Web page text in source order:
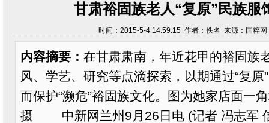
甘肃裕固族老人“复原”民族服
时间：2015-5-4 14:59:15 作者：佚名 来源：国粹
内容摘要： 在甘肃肃南，年近花甲的裕固族
风、学艺、研究等点滴探索，以期通过“复
而保护“濒危”裕固族文化。图为她家店面一
摄 中新网兰州9月26日电 (记者 冯志军